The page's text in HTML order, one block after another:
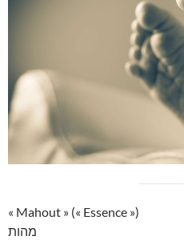
« Mahout » (« Essence »)
מהות